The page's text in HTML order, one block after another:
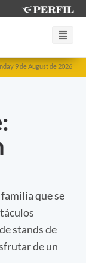
9 de August de 2026
que se
stands de
de un